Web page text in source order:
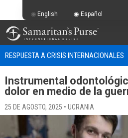
RESPUESTA A CRISIS INTERNACIONALES
Instrumental
dolor en medio de la
25 DE AGOSTO, 2025 • UCRANIA
English Español